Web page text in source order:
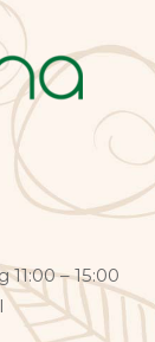
11:00 – 15:00